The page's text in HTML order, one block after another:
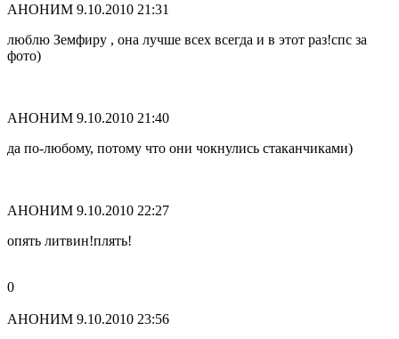
АНОНИМ 9.10.2010 21:31
люблю Земфиру , она лучше всех всегда и в этот раз!спс за
фото)
АНОНИМ 9.10.2010 21:40
да по-любому, потому что они чокнулись стаканчиками)
АНОНИМ 9.10.2010 22:27
опять литвин!плять!
0
АНОНИМ 9.10.2010 23:56